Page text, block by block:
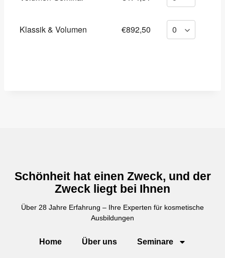
Klassik & Volumen €892,50
Schönheit hat einen Zweck, und der
Zweck liegt bei Ihnen
Über 28 Jahre Erfahrung – Ihre Experten für kosmetische
Ausbildungen
Home Über uns Seminare